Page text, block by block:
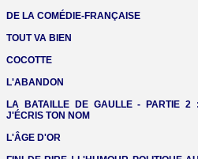
DE LA COMÉDIE-FRANÇAISE
TOUT VA BIEN
COCOTTE
L'ABANDON
LA BATAILLE DE GAULLE - PARTIE 2
J'ÉCRIS TON NOM
L'ÂGE D'OR